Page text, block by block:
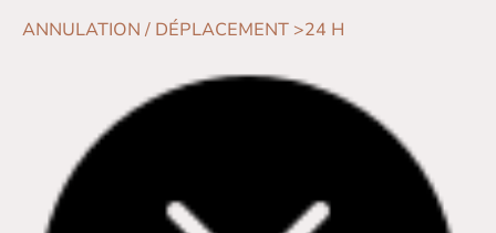
ANNULATION / DÉPLACEMENT >24 H